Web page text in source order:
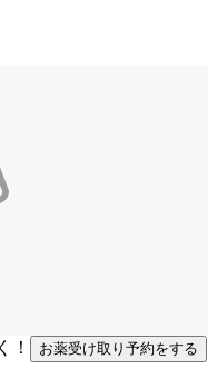
お薬受け取り予約をする